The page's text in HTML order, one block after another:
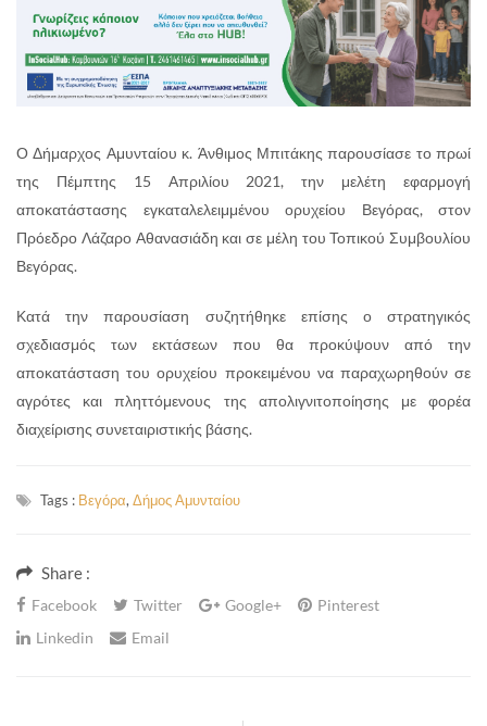
Ο Δήμαρχος Αμυνταίου κ. Άνθιμος Μπιτάκης παρουσίασε το πρωί
της Πέμπτης 15 Απριλίου 2021, την μελέτη εφαρμογή
αποκατάστασης εγκαταλελειμμένου ορυχείου Βεγόρας, στον
Πρόεδρο Λάζαρο Αθανασιάδη και σε μέλη του Τοπικού Συμβουλίου
Βεγόρας.
Κατά την παρουσίαση συζητήθηκε επίσης ο στρατηγικός
σχεδιασμός των εκτάσεων που θα προκύψουν από την
αποκατάσταση του ορυχείου προκειμένου να παραχωρηθούν σε
αγρότες και πληττόμενους της απολιγνιτοποίησης με φορέα
διαχείρισης συνεταιριστικής βάσης.
Tags : Βεγόρα, Δήμος Αμυνταίου
Share :
Facebook Twitter Google+
Pinterest
Linkedin
Email